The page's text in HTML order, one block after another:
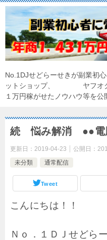
No.1DJせどらーせきが副業初
ットショップ、 ヤフオク
１万円稼がせたノウハウ等を公
続 悩み解消 ●●電
更新日： 2019-04-23 公開日：
未分類
通常配信
Tweet
こんにちは！！
Ｎｏ．１ＤＪせどら